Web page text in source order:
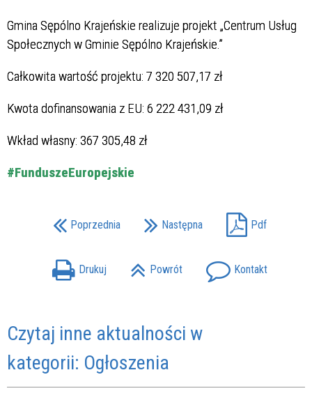
Gmina Sępólno Krajeńskie realizuje projekt „Centrum Usług
Społecznych w Gminie Sępólno Krajeńskie.”
Całkowita wartość projektu: 7 320 507,17 zł
Kwota dofinansowania z EU: 6 222 431,09 zł
Wkład własny: 367 305,48 zł
#FunduszeEuropejskie
Poprzednia Następna Pdf
Drukuj Powrót Kontakt
Czytaj inne aktualności w
kategorii: Ogłoszenia